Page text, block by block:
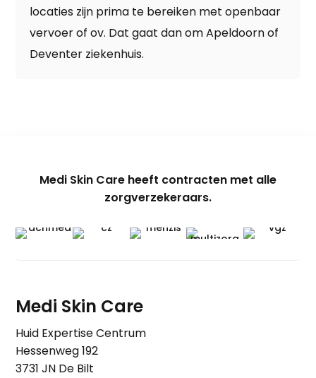
fijne behandelaar is Nina zeer blij met jou.
kan deze Clinic ten zeerste aanbevelen!
aanrader dus.
Medi Skin Care heeft contracten met alle
zorgverzekeraars.
Medi Skin Care
Huid Expertise Centrum
Hessenweg 192
3731 JN De Bilt